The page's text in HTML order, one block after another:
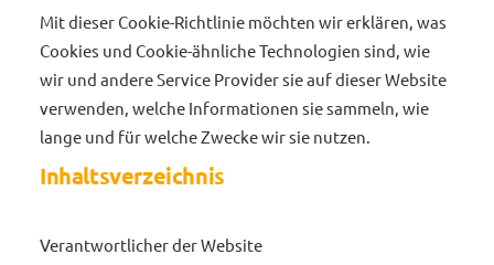
Mit dieser Cookie-Richtlinie möchten wir erklären, was
Cookies und Cookie-ähnliche Technologien sind, wie
wir und andere Service Provider sie auf dieser Website
verwenden, welche Informationen sie sammeln, wie
lange und für welche Zwecke wir sie nutzen.
Inhaltsverzeichnis
Verantwortlicher der Website